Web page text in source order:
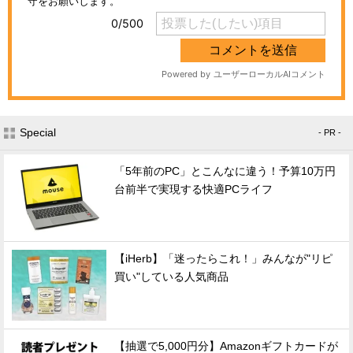
Special - PR -
「5年前のPC」とこんなに違う！予算10万円
台前半で実現する快適PCライフ
【iHerb】「迷ったらこれ！」みんなが"リピ
買い"している人気商品
【抽選で5,000円分】Amazonギフトカードが